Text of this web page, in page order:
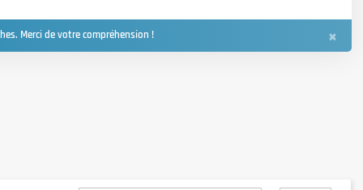
Merci de votre compréhension ! ×